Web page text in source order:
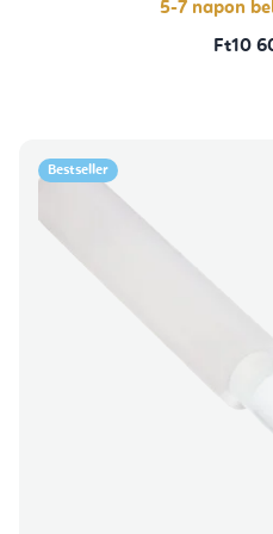
5-7 napon
Ft10
Bestseller